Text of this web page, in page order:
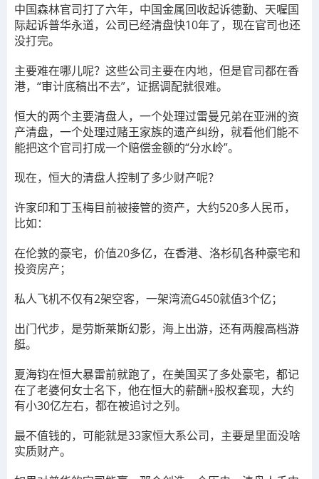
中国森林官司打了六年，中国金属回收起诉德勤、天喔国
际起诉普华永道，公司已经清盘快10年了，现在官司也还
没打完。
主要难在哪儿呢？这些公司主要在内地，但是官司都在香
港，“审计底稿出不去”，证据调配就很难。
恒大的两个主要清盘人，一个处理过雷曼兄弟在亚洲的资
产清盘，一个处理过赌王家族的遗产纠纷，就看他们能不
能把这个官司打成一个赔偿金额的“分水岭”。
现在，恒大的清盘人控制了多少财产呢？
许家印和丁玉梅目前被接管的资产，大约520多人民币，
比如：
在伦敦的豪宅，价值20多亿，在香港、洛杉矶各种豪宅和
投资房产；
私人飞机不仅有2架空客，一架湾流G450就值3个亿；
出门代步，是劳斯莱斯幻影，海上出游，还有两艘高档游
艇。
夏海钧在恒大暴雷前就跑了，在美国买了多处豪宅，都记
在了老婆何女士名下，他在恒大的薪酬+股权套现，大约
有小30亿左右，都在被追讨之列。
最不值钱的，可能就是33家恒大系公司，主要是里面没啥
实质财产。